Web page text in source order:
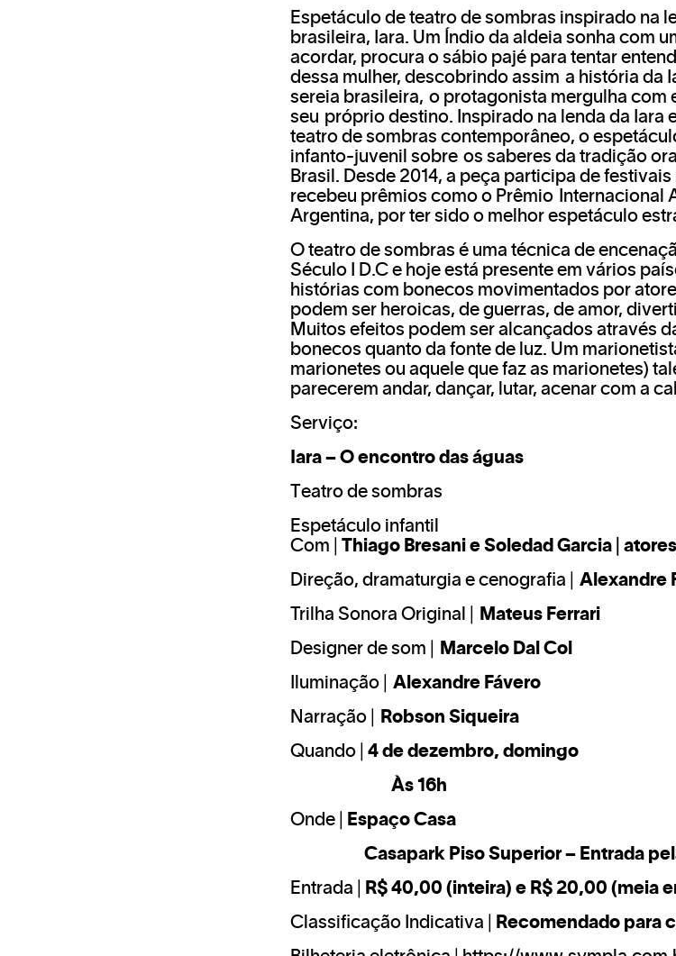
Espetáculo de teatro de sombras inspirado na
brasileira, Iara. Um Índio da aldeia sonha com
acordar, procura o sábio pajé para tentar
dessa mulher, descobrindo assim a história da
sereia brasileira, o protagonista mergulha com
seu próprio destino. Inspirado na lenda da Iara
teatro de sombras contemporâneo, o
infanto-juvenil sobre os saberes da tradição
Brasil. Desde 2014, a peça participa de
recebeu prêmios como o Prêmio Internacional
Argentina, por ter sido o melhor espetáculo
O teatro de sombras é uma técnica de
Século I D.C e hoje está presente em vários
histórias com bonecos movimentados por
podem ser heroicas, de guerras, de amor,
Muitos efeitos podem ser alcançados através
bonecos quanto da fonte de luz. Um
marionetes ou aquele que faz as marionetes)
parecerem andar, dançar, lutar, acenar com a
Serviço:
Iara – O encontro das águas
Teatro de sombras
Espetáculo infantil
Com |
Thiago Bresani e Soledad Garcia |
Direção, dramaturgia e cenografia | Alexandre
Trilha Sonora Original | Mateus Ferrari
Designer de som | Marcelo Dal Col
Iluminação | Alexandre Fávero
Narração | Robson Siqueira
Quando | 4 de dezembro, domingo
Às 16h
Onde | Espaço Casa
Casapark Piso Superior – Entrada
Entrada | R$ 40,00 (inteira) e R$ 20,00 (meia
Classificação Indicativa | Recomendado para